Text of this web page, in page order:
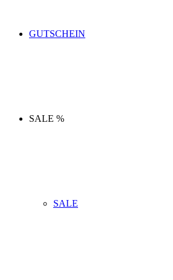
GUTSCHEIN
SALE %
SALE